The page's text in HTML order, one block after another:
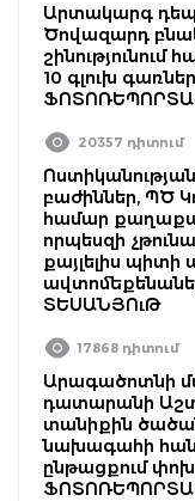
Արտակարգ
Ծովազարդ
շինությունում
10 գլուխ
20357 դիտում
բաժիններ, ՊԾ
համար
որպեսզի
քայլելիս
ՏԵՍԱՆՅՈւԹ
17868 դիտում
Արագածոտնի
դատարանի
տանիքին
նախագահի
ընթացքում